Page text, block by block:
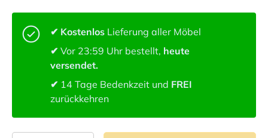
✔ Kostenlos Lieferung aller Möbel
✔ Vor 23:59 Uhr bestellt, heute
versendet.
✔ 14 Tage Bedenkzeit und FREI
zurückkehren